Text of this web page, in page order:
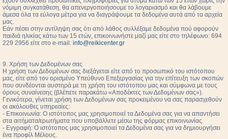
νόμιμη συγκατάθεση, θα απενεργοποιήσουμε το λογαριασμό και θα λάβουμε
άμεσα όλα τα εύλογα μέτρα για να διαγράψουμε τα δεδομένα αυτά από τα αρχεία
μας.
Εάν πέσει στην αντίληψη σας ότι από λάθος συλλέξαμε δεδομένα πού αφορούν
παιδιά ηλικίας κάτω των 15 ετών, επικοινωνήστε μαζί μας είτε στο τηλέφωνο: 694
229 2956 είτε στο e-mail: info@reikicenter.gr
9. Χρήση των Δεδομένων σας
Η χρήση των Δεδομένων σας διεξάγεται είτε από το προσωπικό του ιστότοπου
μας, είτε από τον ορισμένο Υπεύθυνο Επεξεργασίας για την επίτευξη των σκοπών
που συνδέονται αυστηρά με τη χρήση του ιστότοπου μας και σύμφωνα με τους
όρους συναίνεσης (βλέπετε παρακάτω «Αποδέκτες των Δεδομένων σας»).
Γενικότερα, γίνεται χρήση των Δεδομένων σας προκειμένου να σας παρασχεθούν
οι ακόλουθες υπηρεσίες:
- Επικοινωνία: Ο ιστότοπος μας χρησιμοποιεί τα Δεδομένα σας για να απαντήσει
στα αιτήματα/ερωτήματα που υποβάλλετε μέσω της φόρμας επικοινωνίας.
- Εγγραφή: Ο ιστότοπος μας χρησιμοποιεί τα Δεδομένα σας για να δημιουργήσει
ένα προφίλ Μέλους.